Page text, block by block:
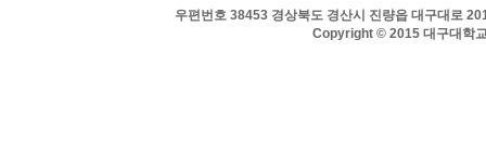
우편번호 38453 경상북도 경산시 진량읍 대구대로
Copyright © 2015 대구대학